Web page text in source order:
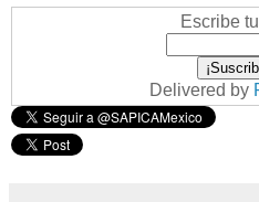
Escribe
Delivered by